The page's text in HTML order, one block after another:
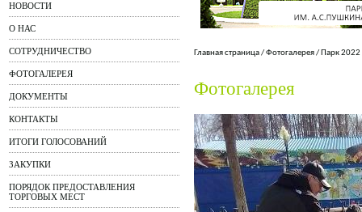
НОВОСТИ
О НАС
СОТРУДНИЧЕСТВО
ФОТОГАЛЕРЕЯ
ДОКУМЕНТЫ
КОНТАКТЫ
ИТОГИ ГОЛОСОВАНИЙ
ЗАКУПКИ
ПОРЯДОК ПРЕДОСТАВЛЕНИЯ
ТОРГОВЫХ МЕСТ
Главная страница/Фотогалерея/ Парк 2022
Фотогалерея